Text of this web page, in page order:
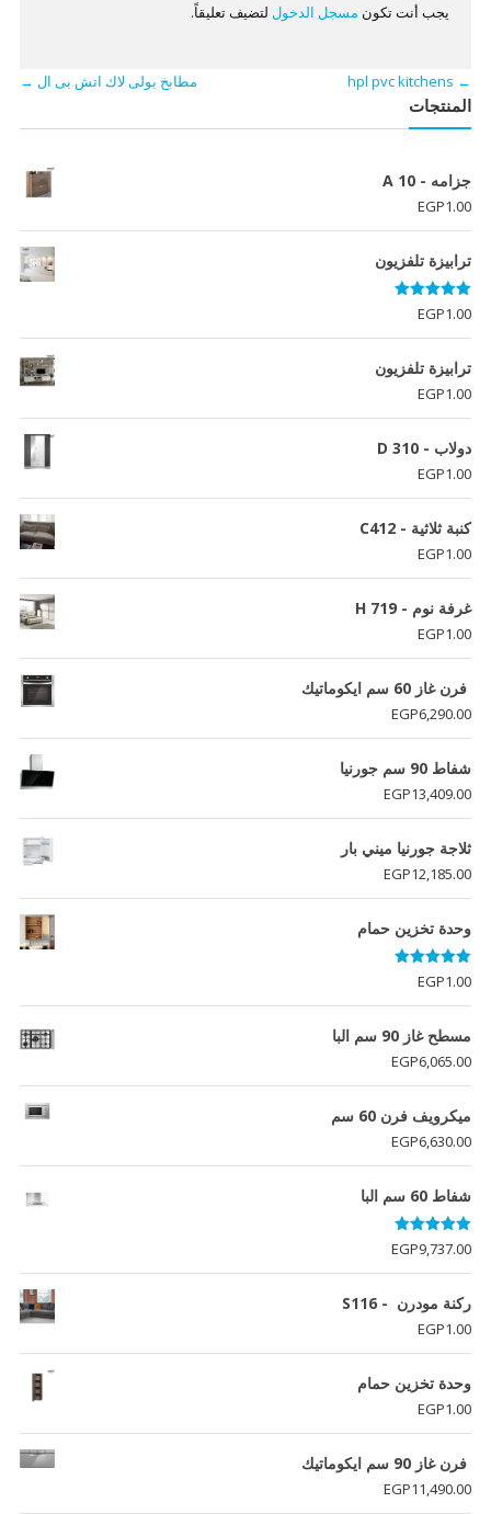
يجب أنت تكون مسجل الدخول لتضيف تعليقاً.
← مطابخ بولى لاك اتش بى ال →
المنتجات
جزامه - A 10
EGP1.00
ترابيزة تلفزيون
تم التقييم
5.00
من 5
EGP1.00
ترابيزة تلفزيون
EGP1.00
دولاب - D 310
EGP1.00
كنبة ثلاثية - C412
EGP1.00
غرفة نوم - H 719
EGP1.00
فرن غاز 60 سم ايكوماتيك
EGP6,290.00
شفاط 90 سم جورنيا
EGP13,409.00
ثلاجة جورنيا ميني بار
EGP12,185.00
وحدة تخزين حمام
تم التقييم
5.00
من 5
EGP1.00
مسطح غاز 90 سم البا
EGP6,065.00
ميكرويف فرن 60 سم
EGP6,630.00
شفاط 60 سم البا
تم التقييم
5.00 من 5EGP9,737.00
ركنة مودرن - S116
EGP1.00
وحدة تخزين حمام
EGP1.00
فرن غاز 90 سم ايكوماتيك
EGP11,490.00